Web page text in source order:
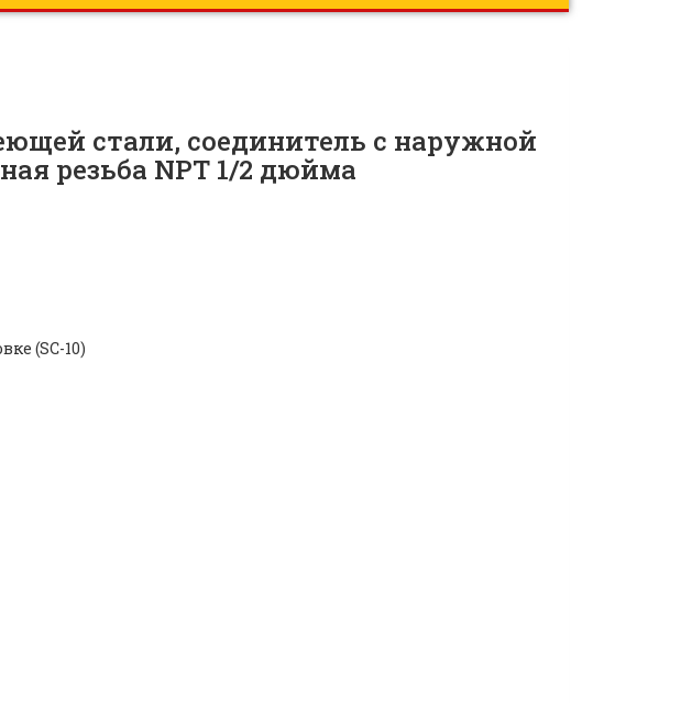
стали, соединитель с наружной
резьба NPT 1/2 дюйма
(SC-10)